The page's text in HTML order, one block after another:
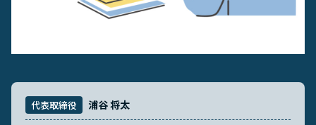
お問い合わせ
代表取締役 浦谷 将太